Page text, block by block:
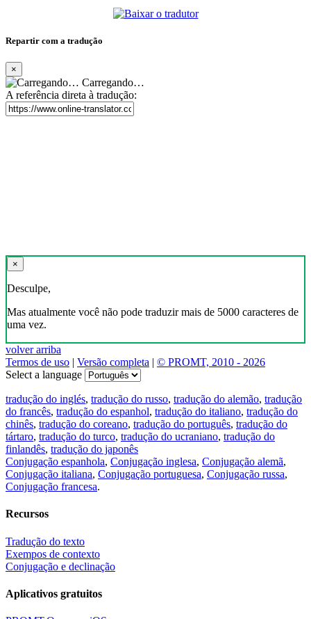
Repartir com a tradução
×
Carregando…
A referência direta à tradução:
×
Desculpe,
Mas atualmente você não pode traduzir mais de 5000 caracteres de
uma vez.
volver arriba
Termos de uso | Versão completa | © PROMT, 2010 - 2026
Select a language
tradução do inglés, tradução do russo, tradução do alemão, tradução
do francês, tradução do espanhol, tradução do italiano, tradução do
chinês, tradução do coreano, tradução do português, tradução do
tártaro, tradução do turco, tradução do ucraniano, tradução do
finlandês, tradução do japonês
Conjugação espanhola, Conjugação inglesa, Conjugação alemã,
Conjugação italiana, Conjugação portuguesa, Conjugação russa,
Conjugação francesa.
Recursos
Tradução do texto
Exempos de contexto
Conjugação e declinação
Aplicativos gratuitos